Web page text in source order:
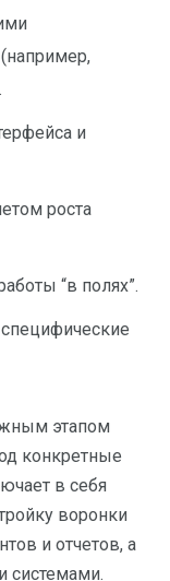
и
роста
“в полях”.
этапом
конкретные
в себя
воронки
и отчетов, а
системами.